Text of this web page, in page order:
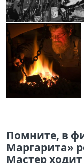
Помните, в
Маргарита»
Мастер